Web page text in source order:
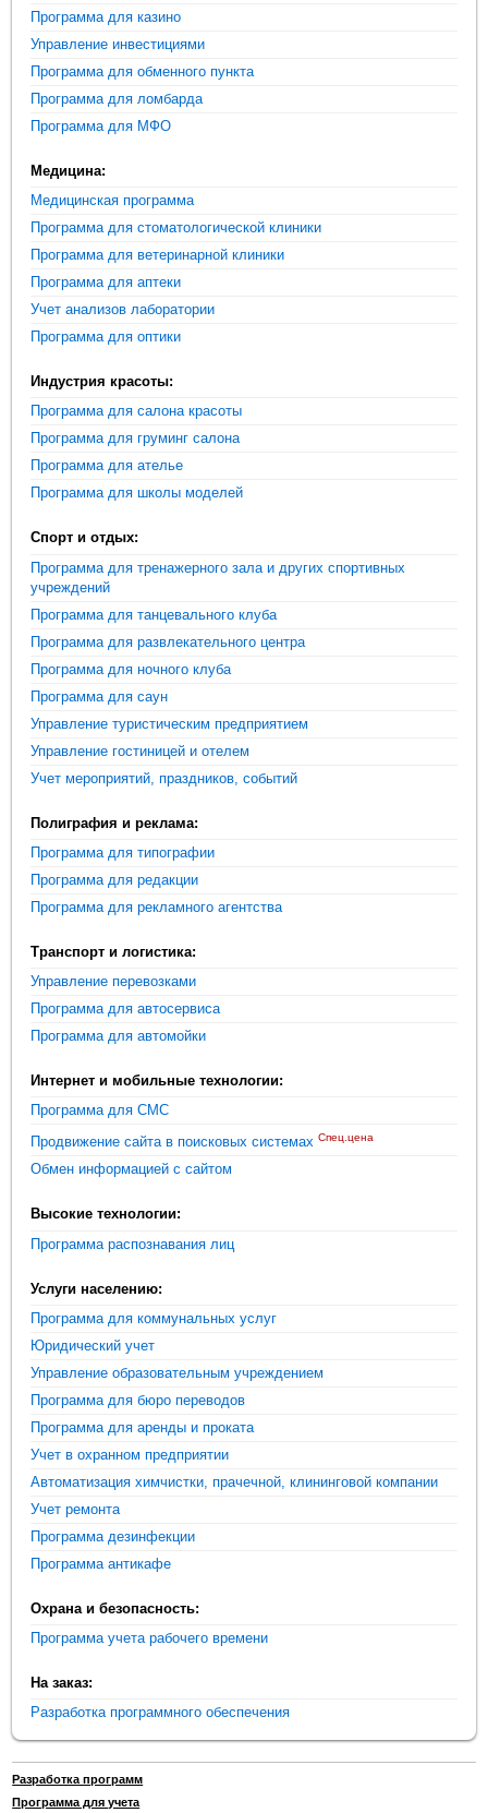
Программа для казино
Управление инвестициями
Программа для обменного пункта
Программа для ломбарда
Программа для МФО
Медицина:
Медицинская программа
Программа для стоматологической клиники
Программа для ветеринарной клиники
Программа для аптеки
Учет анализов лаборатории
Программа для оптики
Индустрия красоты:
Программа для салона красоты
Программа для груминг салона
Программа для ателье
Программа для школы моделей
Спорт и отдых:
Программа для тренажерного зала и других спортивных
учреждений
Программа для танцевального клуба
Программа для развлекательного центра
Программа для ночного клуба
Программа для саун
Управление туристическим предприятием
Управление гостиницей и отелем
Учет мероприятий, праздников, событий
Полиграфия и реклама:
Программа для типографии
Программа для редакции
Программа для рекламного агентства
Транспорт и логистика:
Управление перевозками
Программа для автосервиса
Программа для автомойки
Интернет и мобильные технологии:
Программа для СМС
Продвижение сайта в поисковых системах Спец.цена
Обмен информацией с сайтом
Высокие технологии:
Программа распознавания лиц
Услуги населению:
Программа для коммунальных услуг
Юридический учет
Управление образовательным учреждением
Программа для бюро переводов
Программа для аренды и проката
Учет в охранном предприятии
Автоматизация химчистки, прачечной, клининговой компании
Учет ремонта
Программа дезинфекции
Программа антикафе
Охрана и безопасность:
Программа учета рабочего времени
На заказ:
Разработка программного обеспечения
Разработка программ
Программа для учета